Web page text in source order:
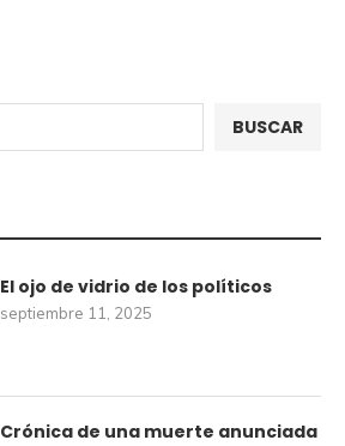
BUSCAR
El ojo de vidrio de los políticos
septiembre 11, 2025
Crónica de una muerte anunciada